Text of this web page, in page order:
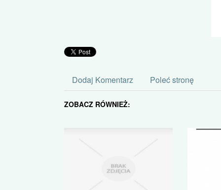
Dodaj Komentarz Poleć stronę
ZOBACZ RÓWNIEŻ: